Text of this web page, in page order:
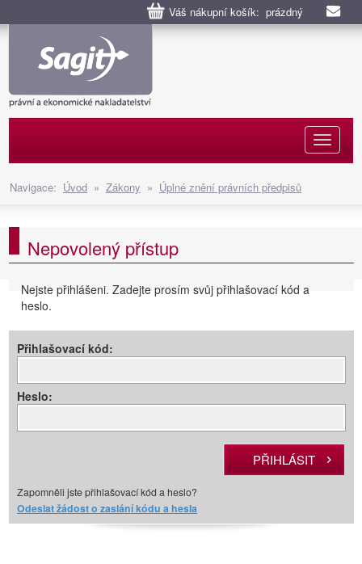
Váš nákupní košík: prázdný
Navigace: Úvod » Zákony » Úplné znění právních předpisů
Nepovolený přístup
Nejste přihlášeni. Zadejte prosím svůj přihlašovací kód a
heslo.
Přihlašovací kód:
Heslo:
Zapomněli jste přihlašovací kód a heslo?
Odeslat žádost o zaslání kódu a hesla